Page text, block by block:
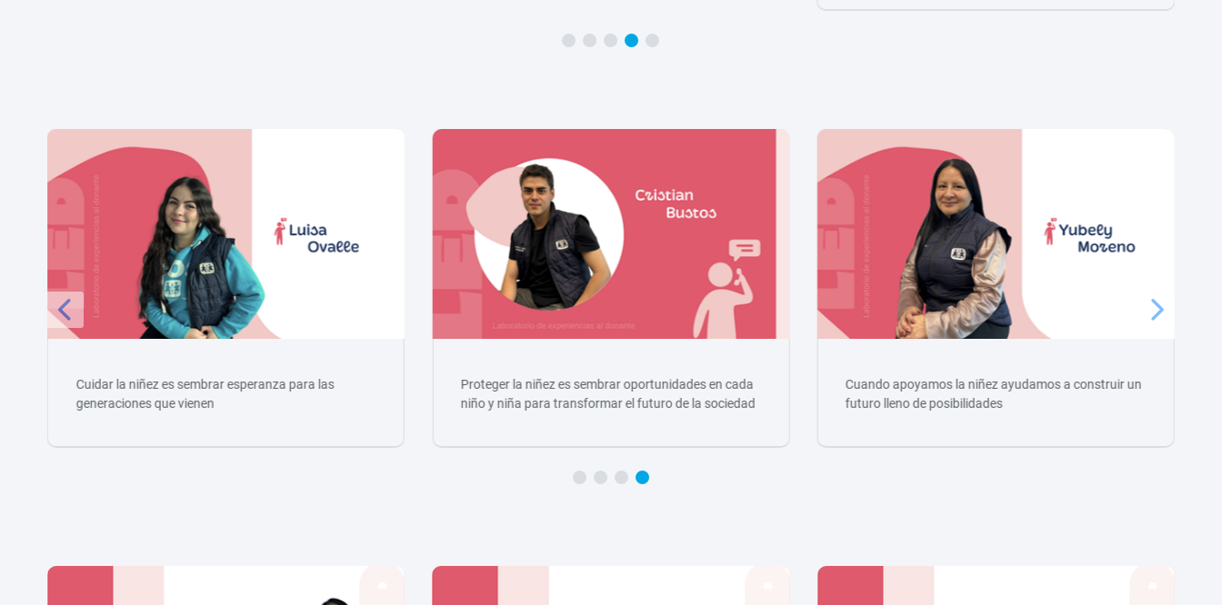
Cuidar la niñez es sembrar esperanza para las
generaciones que vienen
Proteger la niñez es sembrar oportunidades en cada
niño y niña para transformar el futuro de la sociedad
Cuando apoyamos la niñez ayudamos a construir un
futuro lleno de posibilidades